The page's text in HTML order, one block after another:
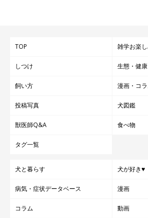
TOP 雑学お楽
しつけ 生態・健康
飼い方 漫画・コ
投稿写真 犬図鑑
獣医師Q&A 食べ物
タグ一覧
犬と暮らす 犬が好き♥
病気・症状データベース 漫画
コラム 動画